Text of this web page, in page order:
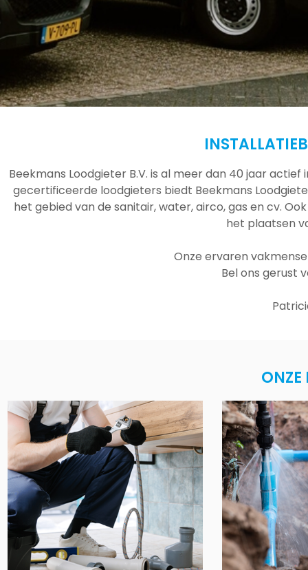
Beekmans Loodgieter B.V. is al meer dan 40 jaar
gecertificeerde loodgieters biedt Beekmans
het gebied van de sanitair, water, airco, gas en cv.
het plaatsen
Onze ervaren
Bel ons gerust
ONZE